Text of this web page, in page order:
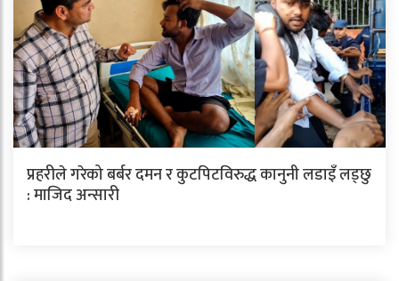
प्रहरीले गरेको बर्बर दमन र कुटपिटविरुद्ध कानुनी लडाइँ लड्छु
: माजिद अन्सारी